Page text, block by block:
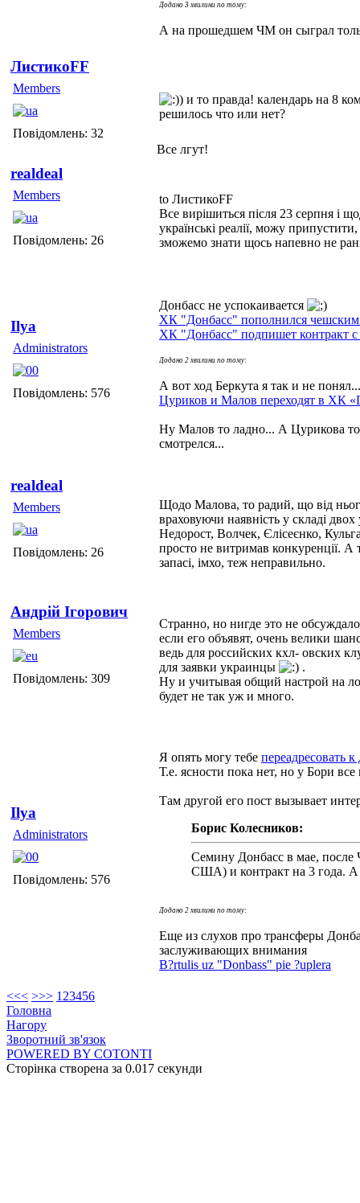
Додано 3 хвилини по тому:
А на прошедшем ЧМ он сыграл
ЛистикоFF
Members
Повідомлень: 32
и то правда! календарь на 8
решилось что или нет?
Все лгут!
realdeal
Members
Повідомлень: 26
to ЛистикоFF
Все вирішиться після 23 серпня і
українські реалії, можу
зможемо знати щось напевно не
Ilya
Administrators
Повідомлень: 576
Донбасс не успокаивается
ХК "Донбасс" пополнился
ХК "Донбасс" подпишет контракт
Додано 2 хвилини по тому:
А вот ход Беркута я так и не понял...
Цуриков и Малов переходят в ХК
Ну Малов то ладно... А Цурикова
смотрелся...
realdeal
Members
Повідомлень: 26
Щодо Малова, то радий, що від
враховуючи наявність у складі
Недорост, Волчек, Єлісеєнко,
просто не витримав конкуренції.
запасі, імхо, теж неправильно.
Андрій Ігорович
Members
Повідомлень: 309
Странно, но нигде это не
если его объявят, очень велики
ведь для российских кхл- овских
для заявки украинцы
.
Ну и учитывая общий настрой на
будет не так уж и много.
Ilya
Administrators
Повідомлень: 576
Я опять могу тебе переадресовать
Т.е. ясности пока нет, но у Бори
Там другой его пост вызывает
Борис Колесников:
Семину Донбасс в мае, после
США) и контракт на 3 года.
Додано 2 хвилини по тому:
Еще из слухов про трансферы
заслуживающих внимания
B?rtulis uz "Donbass" pie ?uplera
<<< >>> 1 23456
Головна
Нагору
Зворотний зв'язок
POWERED BY COTONTI
Сторінка створена за 0.017 секунди